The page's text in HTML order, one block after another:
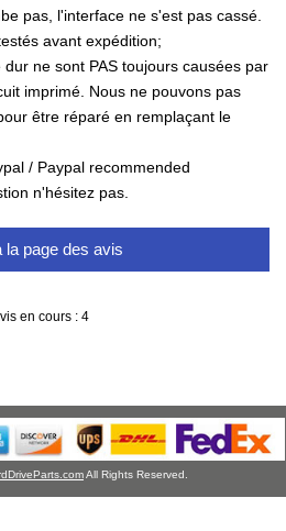
pas, l'interface ne s'est pas cassé.
avant expédition;
ne sont PAS toujours causées par
imprimé. Nous ne pouvons pas
être réparé en remplaçant le
/ Paypal recommended
n'hésitez pas.
la page des avis
en cours : 4
All Rights Reserved.